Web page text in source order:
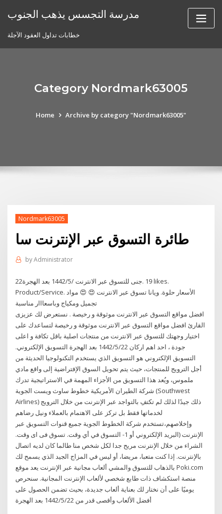
مدرسة التجسس يذهب الجنوب
خطابات تداول العقود الآجلة
Category Nordmark63005
Home Archive by category "Nordmark63005"
Nordmark63005
طائرة التسوق عبر الإنترنت سا
byAdministrator
22‏‏/5‏‏/1442 بعد الهجرة ‎جنى للتسوق عبر الانترنت‎. 19 likes.
Product/Service. الأسعار حلوة. ويانا تسوق عبر الانترنت 😍 😍 مواد
تجميل ومكياج وباسعااار مناسبة
افضل مواقع التسوق عبر الانترنت موثوقة و رخيصة . نستعرض لك عزيزى
القارئ افضل مواقع التسوق عبر الانترنت موثوقة و رخيصة لتساعدك على
اختيار وجهتك للتسوق عبر الانترنت من منتجات اصلية باقل تكافة و اعلى
جودة ، احد اهم اركان 22‏‏/5‏‏/1442 بعد الهجرة التسويق الإلكتروني.
التسويق الإلكتروني هو التسويق الذي يستخدم التكنولوجيا الحديثة من
أجل الترويج للمنتجات، حيث يتم تحويل السوق الإفتراضية إلى واقع مادي
ملموس، ويُعد هذا التسويق من الأجزاء المهمة في الاستراتيجية تدرك
شركة الطيران الأمريكية خطوط ساوث ويست الجوية (Southwest
Airlines) ذلك جيدًا لذلك لم تكتفِ بالتواجد عبر الإنترنت من خلال الترويج
لخدماتها فقط بل تركز على الاهتمام بالعملاء ونيل رضاهم
وإخلاصهم،تستخدم شركة الخطوط الجوية جميع قنوات التسويق عبر
الإنترنت (البريد الإلكتروني أو 1- التسوق في أي وقت. تسوق فى اى وقت.
الشراء من خلال الإنترنت مريح جدا لكل شخص منا طالما كان لديه اتصال
بالإنترنت. إذا كنت متعبا، مريضا، أو ليس في المزاج الجيد الذي يسمح لك
بالذهاب للتسوق والمشي ألعاب مجانية عبر الإنترنت يعد موقع Poki.com
منصة استكشاف ذات طابع شخصي لألعاب الإنترنت المجانية. سنحرص
يوميًا على أن نختار لك بعناية ألعاب جديدة، بحيث تضمن الحصول على
أفضل الألعاب وأقصى قدر من 22‏‏/5‏‏/1442 بعد الهجرة